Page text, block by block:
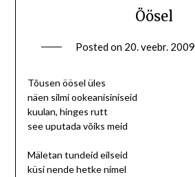
Öösel
Posted on 20. veebr. 2009
Tõusen öösel üles
näen silmi ookeanisiniseid
kuulan, hinges rutt
see uputada võiks meid
Mäletan tundeid eilseid
küsi nende hetke nimel